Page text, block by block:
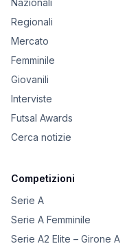
Nazionali
Regionali
Mercato
Femminile
Giovanili
Interviste
Futsal Awards
Cerca notizie
Competizioni
Serie A
Serie A Femminile
Serie A2 Elite – Girone A